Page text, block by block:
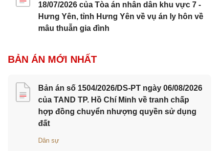
18/07/2026 của Tòa án nhân dân khu vực 7 -
Hưng Yên, tỉnh Hưng Yên về vụ án ly hôn về
mâu thuẫn gia đình
BẢN ÁN MỚI NHẤT
Bản án số 1504/2026/DS-PT ngày 06/08/2026
của TAND TP. Hồ Chí Minh về tranh chấp
hợp đồng chuyển nhượng quyền sử dụng
đất
Dân sự